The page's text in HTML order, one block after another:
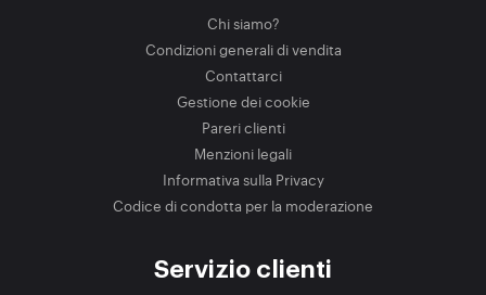
Chi siamo?
Condizioni generali di vendita
Contattarci
Gestione dei cookie
Pareri clienti
Menzioni legali
Informativa sulla Privacy
Codice di condotta per la moderazione
Servizio clienti